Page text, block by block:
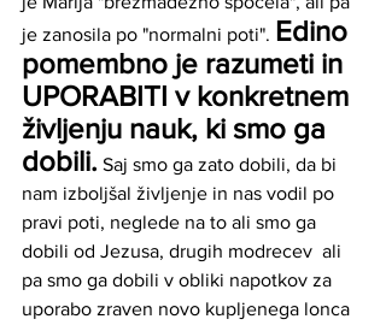
je zanosila po "normalni poti". Edino
pomembno je razumeti in
UPORABITI v konkretnem
življenju nauk, ki smo ga
dobili. Saj smo ga zato dobili, da bi
nam izboljšal življenje in nas vodil po
pravi poti, neglede na to ali smo ga
dobili od Jezusa, drugih modrecev  ali
pa smo ga dobili v obliki napotkov za
uporabo zraven novo kupljenega lonca